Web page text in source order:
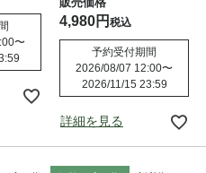
〜
4,980 税込
予約受付期間
2026/08/07 12:00〜
2026/11/15 23:59
詳細を見る